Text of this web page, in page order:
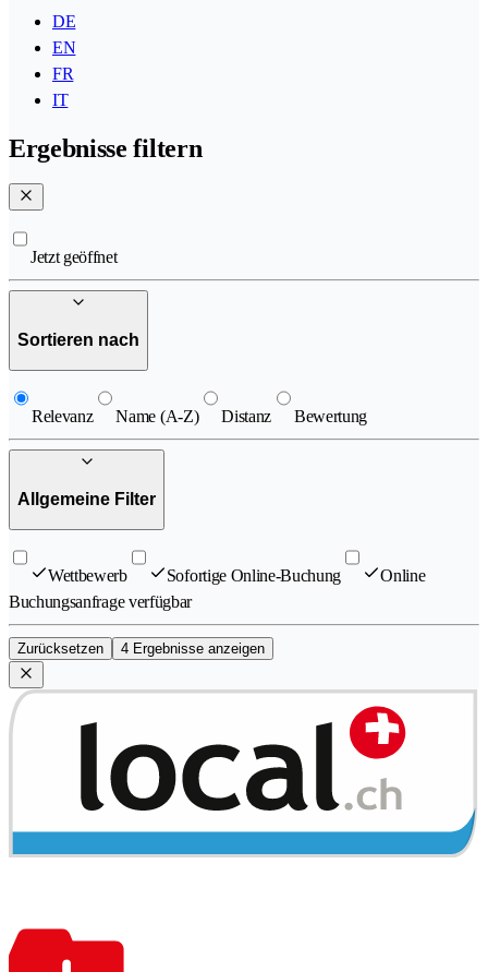
DE
EN
FR
IT
Ergebnisse filtern
Jetzt geöffnet
Sortieren nach
Relevanz Name (A-Z) Distanz Bewertung
Allgemeine Filter
Wettbewerb Sofortige Online-Buchung
Online
Buchungsanfrage verfügbar
Zurücksetzen 4 Ergebnisse anzeigen